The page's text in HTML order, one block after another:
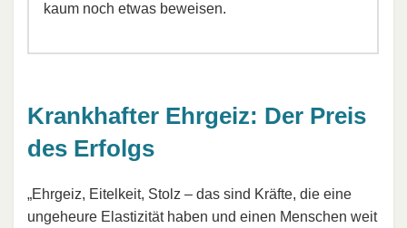
kaum noch etwas beweisen.
Krankhafter Ehrgeiz: Der Preis
des Erfolgs
„Ehrgeiz, Eitelkeit, Stolz – das sind Kräfte, die eine
ungeheure Elastizität haben und einen Menschen weit